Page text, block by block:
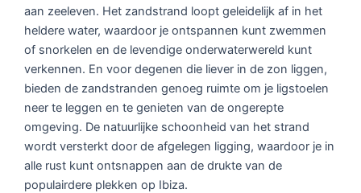
aan zeeleven. Het zandstrand loopt geleidelijk af in het
heldere water, waardoor je ontspannen kunt zwemmen
of snorkelen en de levendige onderwaterwereld kunt
verkennen. En voor degenen die liever in de zon liggen,
bieden de zandstranden genoeg ruimte om je ligstoelen
neer te leggen en te genieten van de ongerepte
omgeving. De natuurlijke schoonheid van het strand
wordt versterkt door de afgelegen ligging, waardoor je in
alle rust kunt ontsnappen aan de drukte van de
populairdere plekken op Ibiza.